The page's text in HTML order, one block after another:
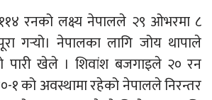
रनको लक्ष्य नेपालले २९ ओभरमा ८
गर्‍यो। नेपालका लागि जोय थापाले
पारी खेले । शिवांश बजगाइले २० रन
को अवस्थामा रहेको नेपालले निरन्तर